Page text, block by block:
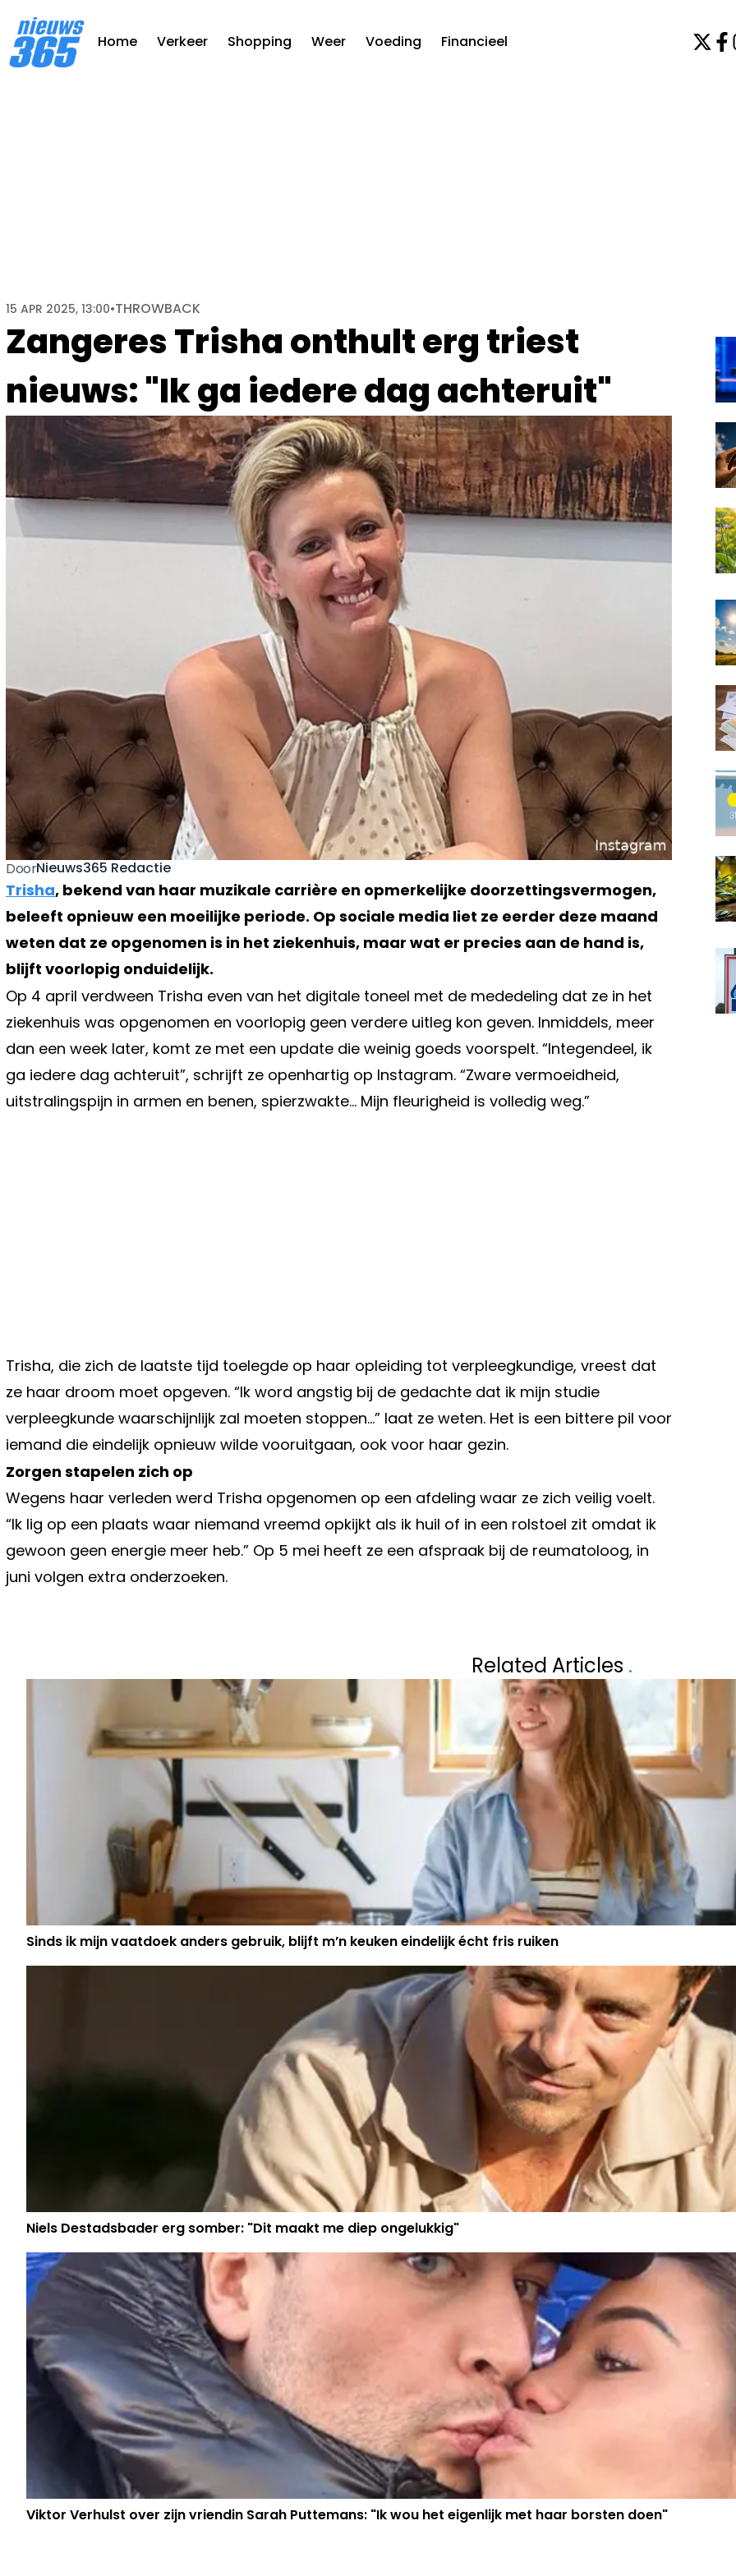
Home Verkeer Shopping Weer Voeding Financieel
Zangeres Trisha onthult erg triest
nieuws: "Ik ga iedere dag achteruit"
15 APR 2025, 13:00•THROWBACK
DoorNieuws365 Redactie
Trisha, bekend van haar muzikale carrière en opmerkelijke doorzettingsvermogen,
beleeft opnieuw een moeilijke periode. Op sociale media liet ze eerder deze maand
weten dat ze opgenomen is in het ziekenhuis, maar wat er precies aan de hand is,
blijft voorlopig onduidelijk.
Op 4 april verdween Trisha even van het digitale toneel met de mededeling dat ze in het
ziekenhuis was opgenomen en voorlopig geen verdere uitleg kon geven. Inmiddels, meer
dan een week later, komt ze met een update die weinig goeds voorspelt. “Integendeel, ik
ga iedere dag achteruit”, schrijft ze openhartig op Instagram. “Zware vermoeidheid,
uitstralingspijn in armen en benen, spierzwakte… Mijn fleurigheid is volledig weg.”
Trisha, die zich de laatste tijd toelegde op haar opleiding tot verpleegkundige, vreest dat
ze haar droom moet opgeven. “Ik word angstig bij de gedachte dat ik mijn studie
verpleegkunde waarschijnlijk zal moeten stoppen…” laat ze weten. Het is een bittere pil voor
iemand die eindelijk opnieuw wilde vooruitgaan, ook voor haar gezin.
Zorgen stapelen zich op
Wegens haar verleden werd Trisha opgenomen op een afdeling waar ze zich veilig voelt.
“Ik lig op een plaats waar niemand vreemd opkijkt als ik huil of in een rolstoel zit omdat ik
gewoon geen energie meer heb.” Op 5 mei heeft ze een afspraak bij de reumatoloog, in
juni volgen extra onderzoeken.
VOLGENS DE WETENSCHAP
NIEUWE COVID-
Related Articles .
Sinds ik mijn vaatdoek anders gebruik, blijft m’n keuken eindelijk écht fris ruiken
Niels Destadsbader erg somber: "Dit maakt me diep ongelukkig"
Viktor Verhulst over zijn vriendin Sarah Puttemans: "Ik wou het eigenlijk met haar borsten doen"